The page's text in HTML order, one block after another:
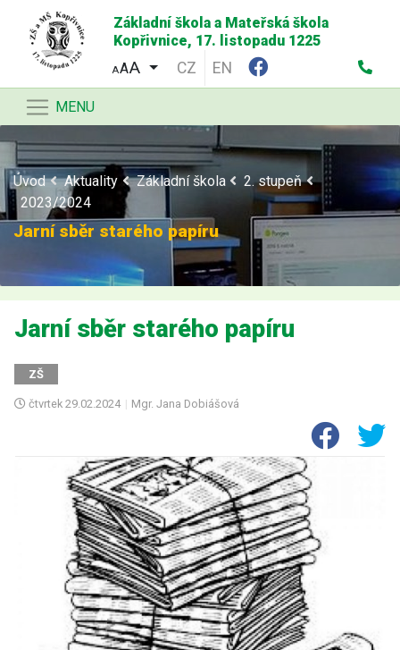
Základní škola a Mateřská škola
Kopřivnice, 17. listopadu 1225
AA CZ EN
MENU
Úvod Aktuality Základní škola
2. stupeň
2023/2024
Jarní sběr starého papíru
Jarní sběr starého papíru
ZŠ
čtvrtek 29.02.2024 | Mgr. Jana Dobiášová